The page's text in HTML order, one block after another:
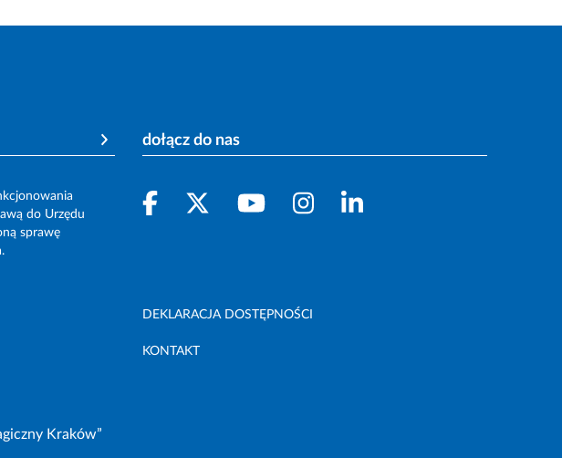
do Urzędu
sprawę
dołącz do nas
DEKLARACJA DOSTĘPNOŚCI
KONTAKT
Kraków”